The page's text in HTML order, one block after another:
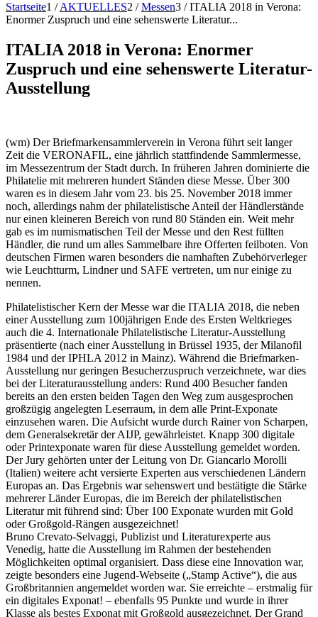
Startseite1 / AKTUELLES2 / Messen3 / ITALIA 2018 in Verona:
Enormer Zuspruch und eine sehenswerte Literatur...
ITALIA 2018 in Verona: Enormer
Zuspruch und eine sehenswerte Literatur-
Ausstellung
(wm) Der Briefmarkensammlerverein in Verona führt seit langer
Zeit die VERONAFIL, eine jährlich stattfindende Sammlermesse,
im Messezentrum der Stadt durch. In früheren Jahren dominierte die
Philatelie mit mehreren hundert Ständen diese Messe. Über 300
waren es in diesem Jahr vom 23. bis 25. November 2018 immer
noch, allerdings nahm der philatelistische Anteil der Händlerstände
nur einen kleineren Bereich von rund 80 Ständen ein. Weit mehr
gab es im numismatischen Teil der Messe und den Rest füllten
Händler, die rund um alles Sammelbare ihre Offerten feilboten. Von
deutschen Firmen waren besonders die namhaften Zubehörverleger
wie Leuchtturm, Lindner und SAFE vertreten, um nur einige zu
nennen.
Philatelistischer Kern der Messe war die ITALIA 2018, die neben
einer Ausstellung zum 100jährigen Ende des Ersten Weltkrieges
auch die 4. Internationale Philatelistische Literatur-Ausstellung
präsentierte (nach einer Ausstellung in Brüssel 1935, der Milanofil
1984 und der IPHLA 2012 in Mainz). Während die Briefmarken-
Ausstellung nur geringen Besucherzuspruch verzeichnete, war dies
bei der Literaturausstellung anders: Rund 400 Besucher fanden
bereits an den ersten beiden Tagen den Weg zum ausgesprochen
großzügig angelegten Leserraum, in dem alle Print-Exponate
einzusehen waren. Die Aufsicht wurde durch Rainer von Scharpen,
dem Generalsekretär der AIJP, gewährleistet. Knapp 300 digitale
oder Printexponate waren für diese Ausstellung gemeldet worden.
Der Jury gehörten unter der Leitung von Dr. Giancarlo Morolli
(Italien) weitere acht versierte Experten aus verschiedenen Ländern
Europas an. Das Ergebnis war sehenswert und bestätigte die Stärke
mehrerer Länder Europas, die im Bereich der philatelistischen
Literatur mit führend sind: Über 100 Exponate wurden mit Gold
oder Großgold-Rängen ausgezeichnet!
Bruno Crevato-Selvaggi, Publizist und Literaturexperte aus
Venedig, hatte die Ausstellung im Rahmen der bestehenden
Möglichkeiten optimal organisiert. Dass diese eine Innovation war,
zeigte besonders eine Jugend-Webseite („Stamp Active“), die aus
Großbritannien angemeldet worden war. Sie erreichte – erstmalig für
ein digitales Exponat! – ebenfalls 95 Punkte und wurde in ihrer
Klasse als bestes Exponat mit Großgold ausgezeichnet. Der Grand